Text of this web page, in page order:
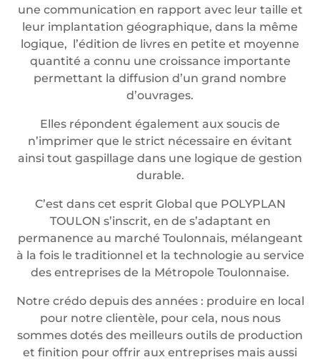
une communication en rapport avec leur taille et
leur implantation géographique, dans la même
logique, l’édition de livres en petite et moyenne
quantité a connu une croissance importante
permettant la diffusion d’un grand nombre
d’ouvrages.
Elles répondent également aux soucis de
n’imprimer que le strict nécessaire en évitant
ainsi tout gaspillage dans une logique de gestion
durable.
C’est dans cet esprit Global que POLYPLAN
TOULON s’inscrit, en de s’adaptant en
permanence au marché Toulonnais, mélangeant
à la fois le traditionnel et la technologie au service
des entreprises de la Métropole Toulonnaise.
Notre crédo depuis des années : produire en local
pour notre clientèle, pour cela, nous nous
sommes dotés des meilleurs outils de production
et finition pour offrir aux entreprises mais aussi